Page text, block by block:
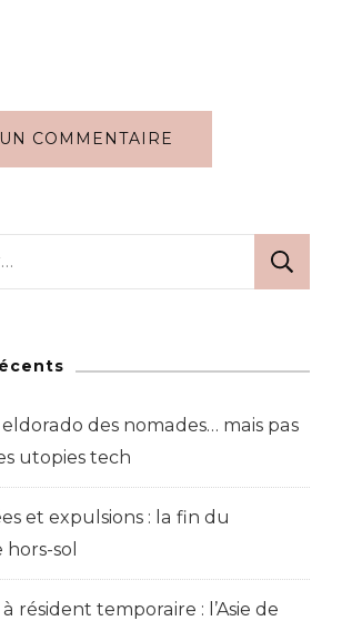
eldorado des nomades… mais pas
utopies tech
et expulsions : la fin du
sol
résident temporaire : l’Asie de